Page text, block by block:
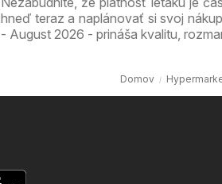
hneď teraz a naplánovať si svoj
- August 2026 - prináša kvalitu,
Domov